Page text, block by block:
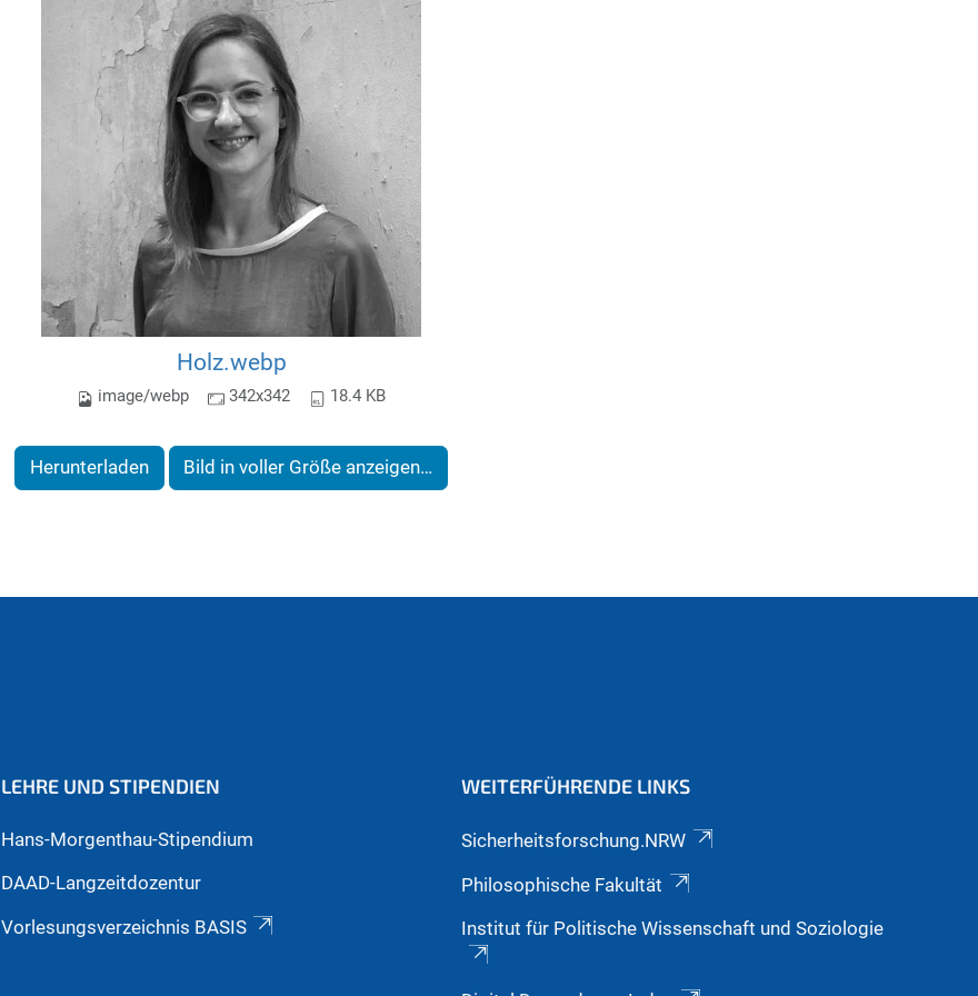
Holz.webp
image/webp 342x342 18.4 KB
Herunterladen Bild in voller Größe anzeigen…
LEHRE UND STIPENDIEN
Hans-Morgenthau-Stipendium
DAAD-Langzeitdozentur
Vorlesungsverzeichnis BASIS
WEITERFÜHRENDE LINKS
Sicherheitsforschung.NRW
Philosophische Fakultät
Institut für Politische Wissenschaft und Soziologie